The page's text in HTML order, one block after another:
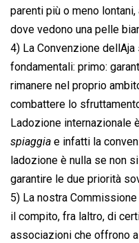
parenti più o meno
dove vedono una pelle
4) La Convenzione
fondamentali: primo:
rimanere nel proprio
combattere lo
Ladozione internazionale
spiaggia  e infatti la
ladozione è nulla se
garantire le due priorità
5) La nostra
il compito, fra laltro, di
associazioni che offrono